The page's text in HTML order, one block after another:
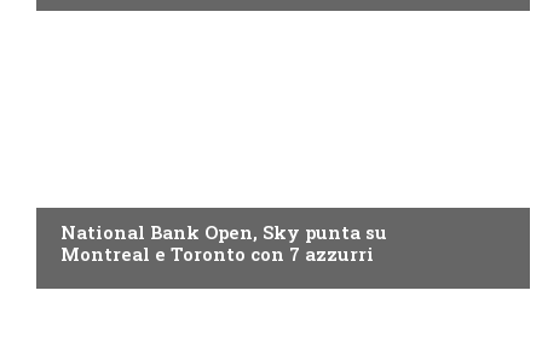
National Bank Open, Sky punta su
Montreal e Toronto con 7 azzurri